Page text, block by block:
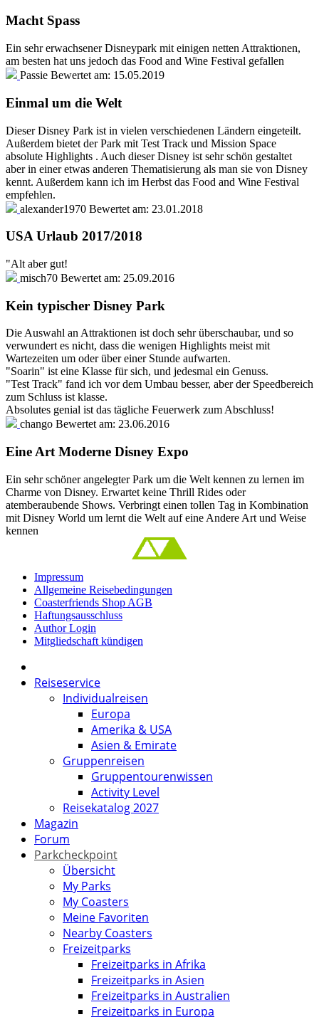
Macht Spass
Ein sehr erwachsener Disneypark mit einigen netten Attraktionen,
am besten hat uns jedoch das Food and Wine Festival gefallen
Passie Bewertet am: 15.05.2019
Einmal um die Welt
Dieser Disney Park ist in vielen verschiedenen Ländern eingeteilt.
Außerdem bietet der Park mit Test Track und Mission Space
absolute Highlights . Auch dieser Disney ist sehr schön gestaltet
aber in einer etwas anderen Thematisierung als man sie von Disney
kennt. Außerdem kann ich im Herbst das Food and Wine Festival
empfehlen.
alexander1970 Bewertet am: 23.01.2018
USA Urlaub 2017/2018
"Alt aber gut!
misch70 Bewertet am: 25.09.2016
Kein typischer Disney Park
Die Auswahl an Attraktionen ist doch sehr überschaubar, und so
verwundert es nicht, dass die wenigen Highlights meist mit
Wartezeiten um oder über einer Stunde aufwarten.
"Soarin" ist eine Klasse für sich, und jedesmal ein Genuss.
"Test Track" fand ich vor dem Umbau besser, aber der Speedbereich
zum Schluss ist klasse.
Absolutes genial ist das tägliche Feuerwerk zum Abschluss!
chango Bewertet am: 23.06.2016
Eine Art Moderne Disney Expo
Ein sehr schöner angelegter Park um die Welt kennen zu lernen im
Charme von Disney. Erwartet keine Thrill Rides oder
atemberaubende Shows. Verbringt einen tollen Tag in Kombination
mit Disney World um lernt die Welt auf eine Andere Art und Weise
kennen
Impressum
Allgemeine Reisebedingungen
Coasterfriends Shop AGB
Haftungsausschluss
Author Login
Mitgliedschaft kündigen
Reiseservice
Individualreisen
Europa
Amerika & USA
Asien & Emirate
Gruppenreisen
Gruppentourenwissen
Activity Level
Reisekatalog 2027
Magazin
Forum
Parkcheckpoint
Übersicht
My Parks
My Coasters
Meine Favoriten
Nearby Coasters
Freizeitparks
Freizeitparks in Afrika
Freizeitparks in Asien
Freizeitparks in Australien
Freizeitparks in Europa